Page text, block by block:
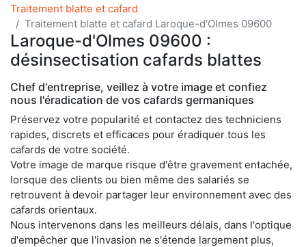
Traitement blatte et cafard
Traitement blatte et cafard Laroque-d'Olmes 09600
Laroque-d'Olmes 09600 :
désinsectisation cafards blattes
Chef d'entreprise, veillez à votre image et confiez
nous l'éradication de vos cafards germaniques
Préservez votre popularité et contactez des techniciens
rapides, discrets et efficaces pour éradiquer tous les
cafards de votre société.
Votre image de marque risque d'être gravement entachée,
lorsque des clients ou bien même des salariés se
retrouvent à devoir partager leur environnement avec des
cafards orientaux.
Nous intervenons dans les meilleurs délais, dans l'optique
d'empêcher que l'invasion ne s'étende largement plus,